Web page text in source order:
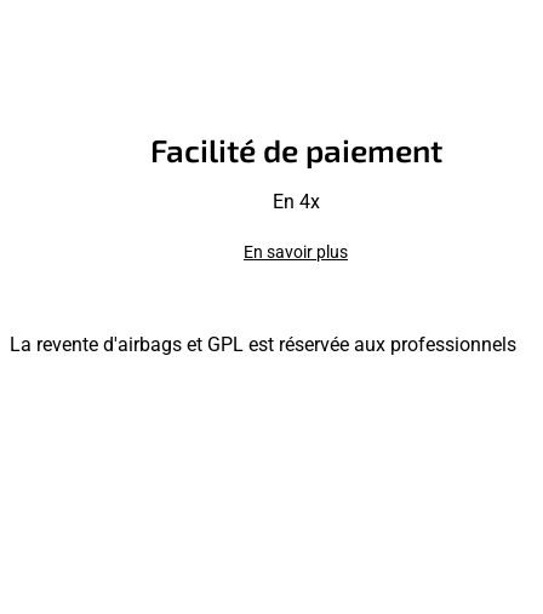
Facilité de paiement
En 4x
En savoir plus
La revente d'airbags et GPL est réservée aux professionnels